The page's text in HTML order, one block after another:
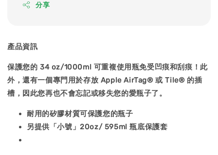
分享
產品資訊
保護您的 34 oz/1000ml 可重複使用瓶免受凹痕和刮痕！此
外，還有一個專門用於存放 Apple AirTag® 或 Tile® 的插
槽，因此您再也不會忘記或移失您的愛瓶子了。
耐用的矽膠材質可保護您的瓶子
另提供「小號」20oz/ 595ml 瓶底保護套